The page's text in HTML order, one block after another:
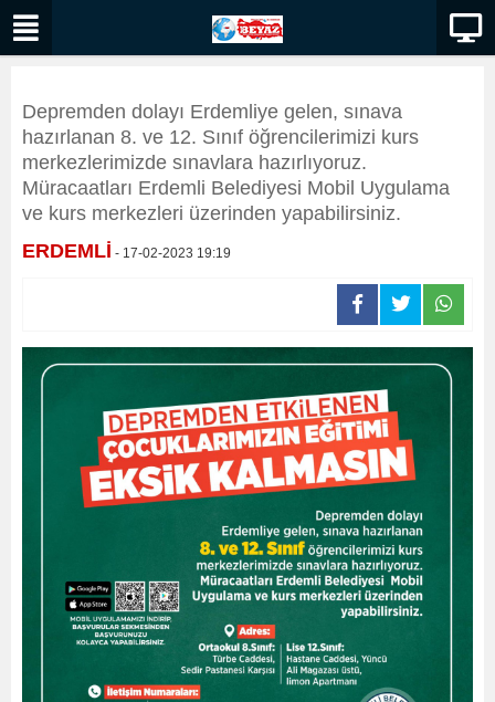
Depremden dolayı Erdemliye gelen, sınava
hazırlanan 8. ve 12. Sınıf öğrencilerimizi kurs
merkezlerimizde sınavlara hazırlıyoruz.
Müracaatları Erdemli Belediyesi Mobil Uygulama
ve kurs merkezleri üzerinden yapabilirsiniz.
ERDEMLİ - 17-02-2023 19:19